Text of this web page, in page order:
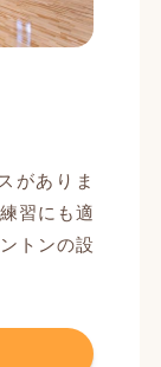
がありま
習にも適
トンの設